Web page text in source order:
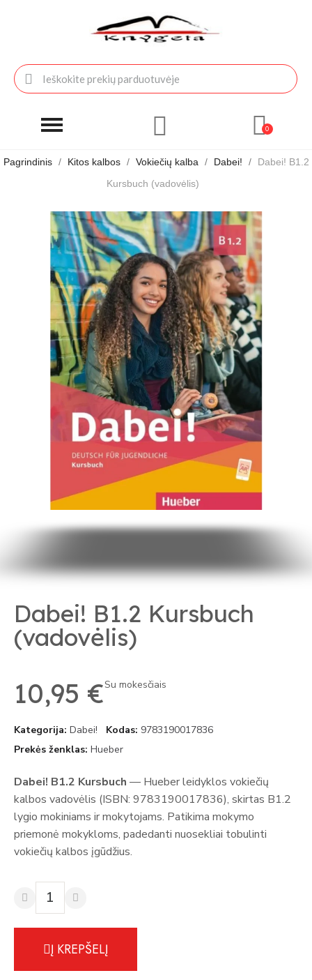
Pagrindinis Kitos kalbos Vokiečių kalba Dabei!
Dabei! B1.2
Kursbuch (vadovėlis)
Dabei! B1.2 Kursbuch
(vadovėlis)
10,95 €Su mokesčiais
Kategorija Dabei! Kodas 9783190017836
Prekės ženklas Hueber
Dabei! B1.2 Kursbuch — Hueber leidyklos vokiečių
kalbos vadovėlis (ISBN: 9783190017836), skirtas B1.2
lygio mokiniams ir mokytojams. Patikima mokymo
priemonė mokykloms, padedanti nuosekliai tobulinti
vokiečių kalbos įgūdžius.
Į KREPŠELĮ